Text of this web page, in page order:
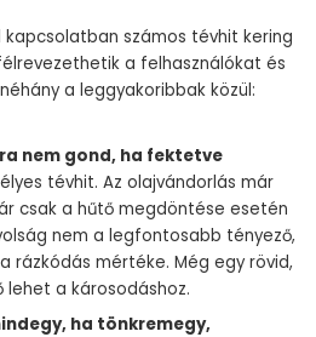
számos tévhit kering
a felhasználókat és
a leggyakoribbak közül:
nem gond, ha fektetve
tévhit. Az olajvándorlás már
csak a hűtő megdöntése esetén
nem a legfontosabb tényező,
rázkódás mértéke. Még egy rövid,
a károsodáshoz.
ha tönkremegy,